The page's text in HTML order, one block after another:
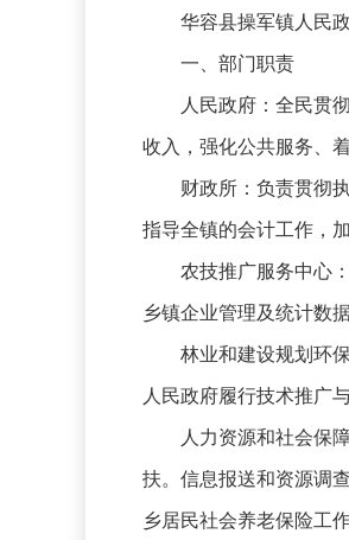
华容县操军镇人民
一、部门职责
人民政府：全民贯
收入，强化公共服务、
财政所：负责贯彻
指导全镇的会计工作，
农技推广服务中心
乡镇企业管理及统计数
林业和建设规划环
人民政府履行技术推广
人力资源和社会保
扶。信息报送和资源调
乡居民社会养老保险工